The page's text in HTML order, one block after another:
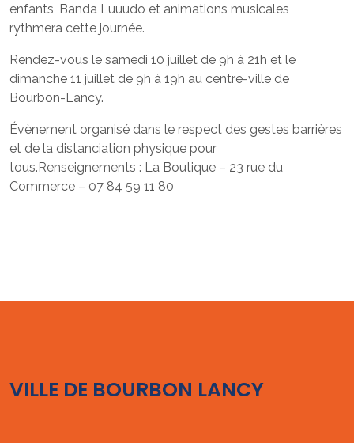
enfants, Banda Luuudo et animations musicales
rythmera cette journée.
Rendez-vous le samedi 10 juillet de 9h à 21h et le
dimanche 11 juillet de 9h à 19h au centre-ville de
Bourbon-Lancy.
Évènement organisé dans le respect des gestes barrières
et de la distanciation physique pour
tous.Renseignements : La Boutique – 23 rue du
Commerce – 07 84 59 11 80
VILLE DE BOURBON LANCY